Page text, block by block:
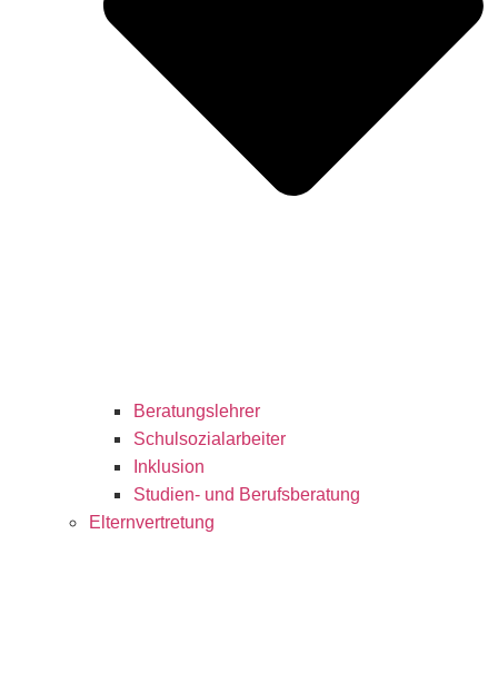
Beratungslehrer
Schulsozialarbeiter
Inklusion
Studien- und Berufsberatung
Elternvertretung